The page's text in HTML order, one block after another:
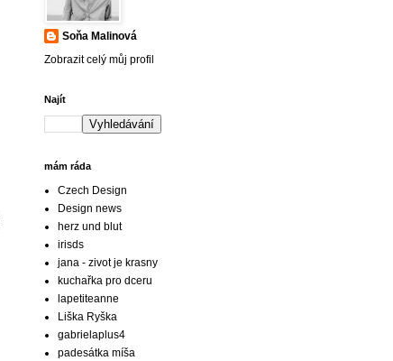
Soňa Malinová
Zobrazit celý můj profil
Najít
mám ráda
Czech Design
Design news
herz und blut
irisds
jana - zivot je krasny
kuchařka pro dceru
lapetiteanne
Liška Ryška
gabrielaplus4
padesátka míša